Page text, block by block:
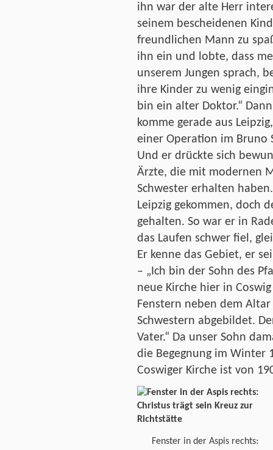
ihn war der alte Herr
seinem bescheidenen
freundlichen Mann zu
ihn ein und lobte, dass
unserem Jungen sprach,
ihre Kinder zu wenig
bin ein alter Doktor.“
komme gerade aus
einer Operation im Bruno
Und er drückte sich
Ärzte, die mit modernen
Schwester erhalten
Leipzig gekommen, doch
gehalten. So war er in
das Laufen schwer fiel,
Er kenne das Gebiet, er
– „Ich bin der Sohn des
neue Kirche hier in
Fenstern neben dem
Schwestern abgebildet.
Vater.“ Da unser Sohn
die Begegnung im Winter
Coswiger Kirche ist von
Fenster in der Aspis rechts: